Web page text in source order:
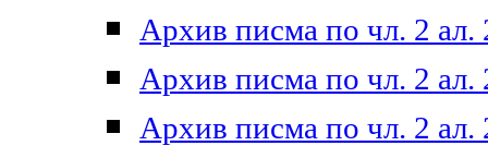
Архив писма по чл. 2 ал.
Архив писма по чл. 2 ал.
Архив писма по чл. 2 ал.